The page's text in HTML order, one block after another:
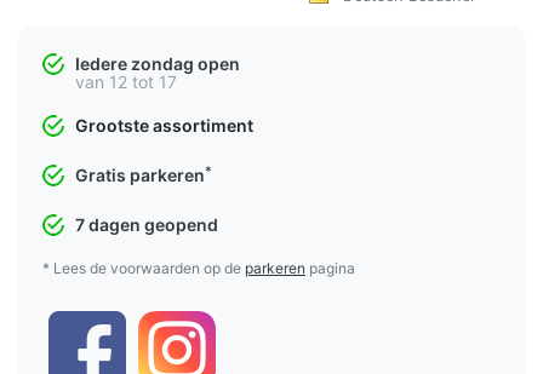
Iedere zondag open
van 12 tot 17
Grootste assortiment
Gratis parkeren*
7 dagen geopend
* Lees de voorwaarden op de parkeren pagina